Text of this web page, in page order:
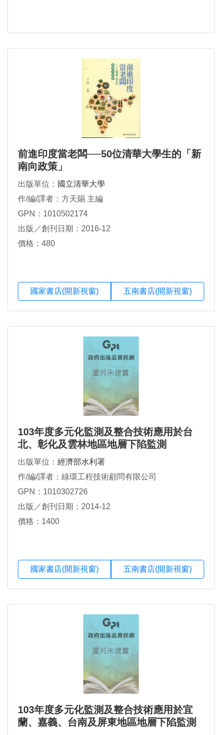
前進印度當老闆──50位清華大學生的「新
南向政策」
出版單位： 國立清華大學
作/編/譯者：方天賜 主編
GPN：1010502174
出版／創刊日期：2016-12
價格：480
國家書店(開新視窗) 五南書店(開新視窗)
103年度多元化監測及整合技術應用於台
北、彰化及雲林地區地層下陷監測
出版單位： 經濟部水利署
作/編/譯者：綠環工程技術顧問有限公司
GPN：1010302726
出版／創刊日期：2014-12
價格：1400
國家書店(開新視窗) 五南書店(開新視窗)
103年度多元化監測及整合技術應用於宜
蘭、嘉義、台南及屏東地區地層下陷監測